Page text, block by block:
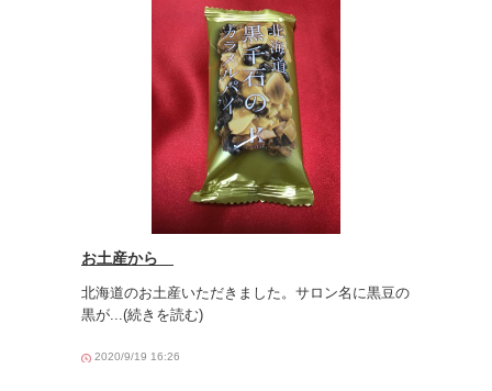
お土産から
北海道のお土産いただきました。サロン名に黒豆の
黒が...(続きを読む)
2020/9/19 16:26